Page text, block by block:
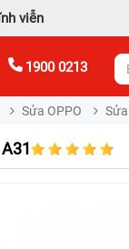
viễn
1900 0213
Sửa OPPO